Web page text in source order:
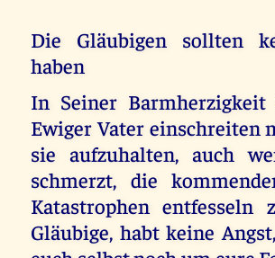
Die Gläubigen sollten
haben
In Seiner
Ewiger Vater einschreiten
sie aufzuhalten, auch
schmerzt, die
Katastrophen entfesseln
Gläubige, habt keine